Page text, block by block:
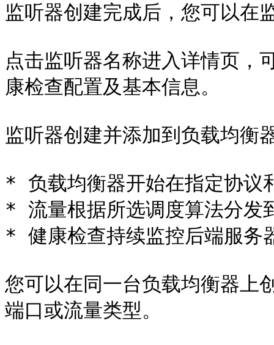
监听器创建完成后，您可以在
点击监听器名称进入详情页，
康检查配置及基本信息。
监听器创建并添加到负载均衡
* 负载均衡器开始在指定协议
* 流量根据所选调度算法分发
* 健康检查持续监控后端服务
您可以在同一台负载均衡器上
端口或流量类型。